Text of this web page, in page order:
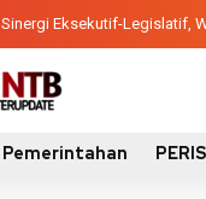
Sinergi Eksekutif-
Evaluasi Perencanaan
Pemerintahan